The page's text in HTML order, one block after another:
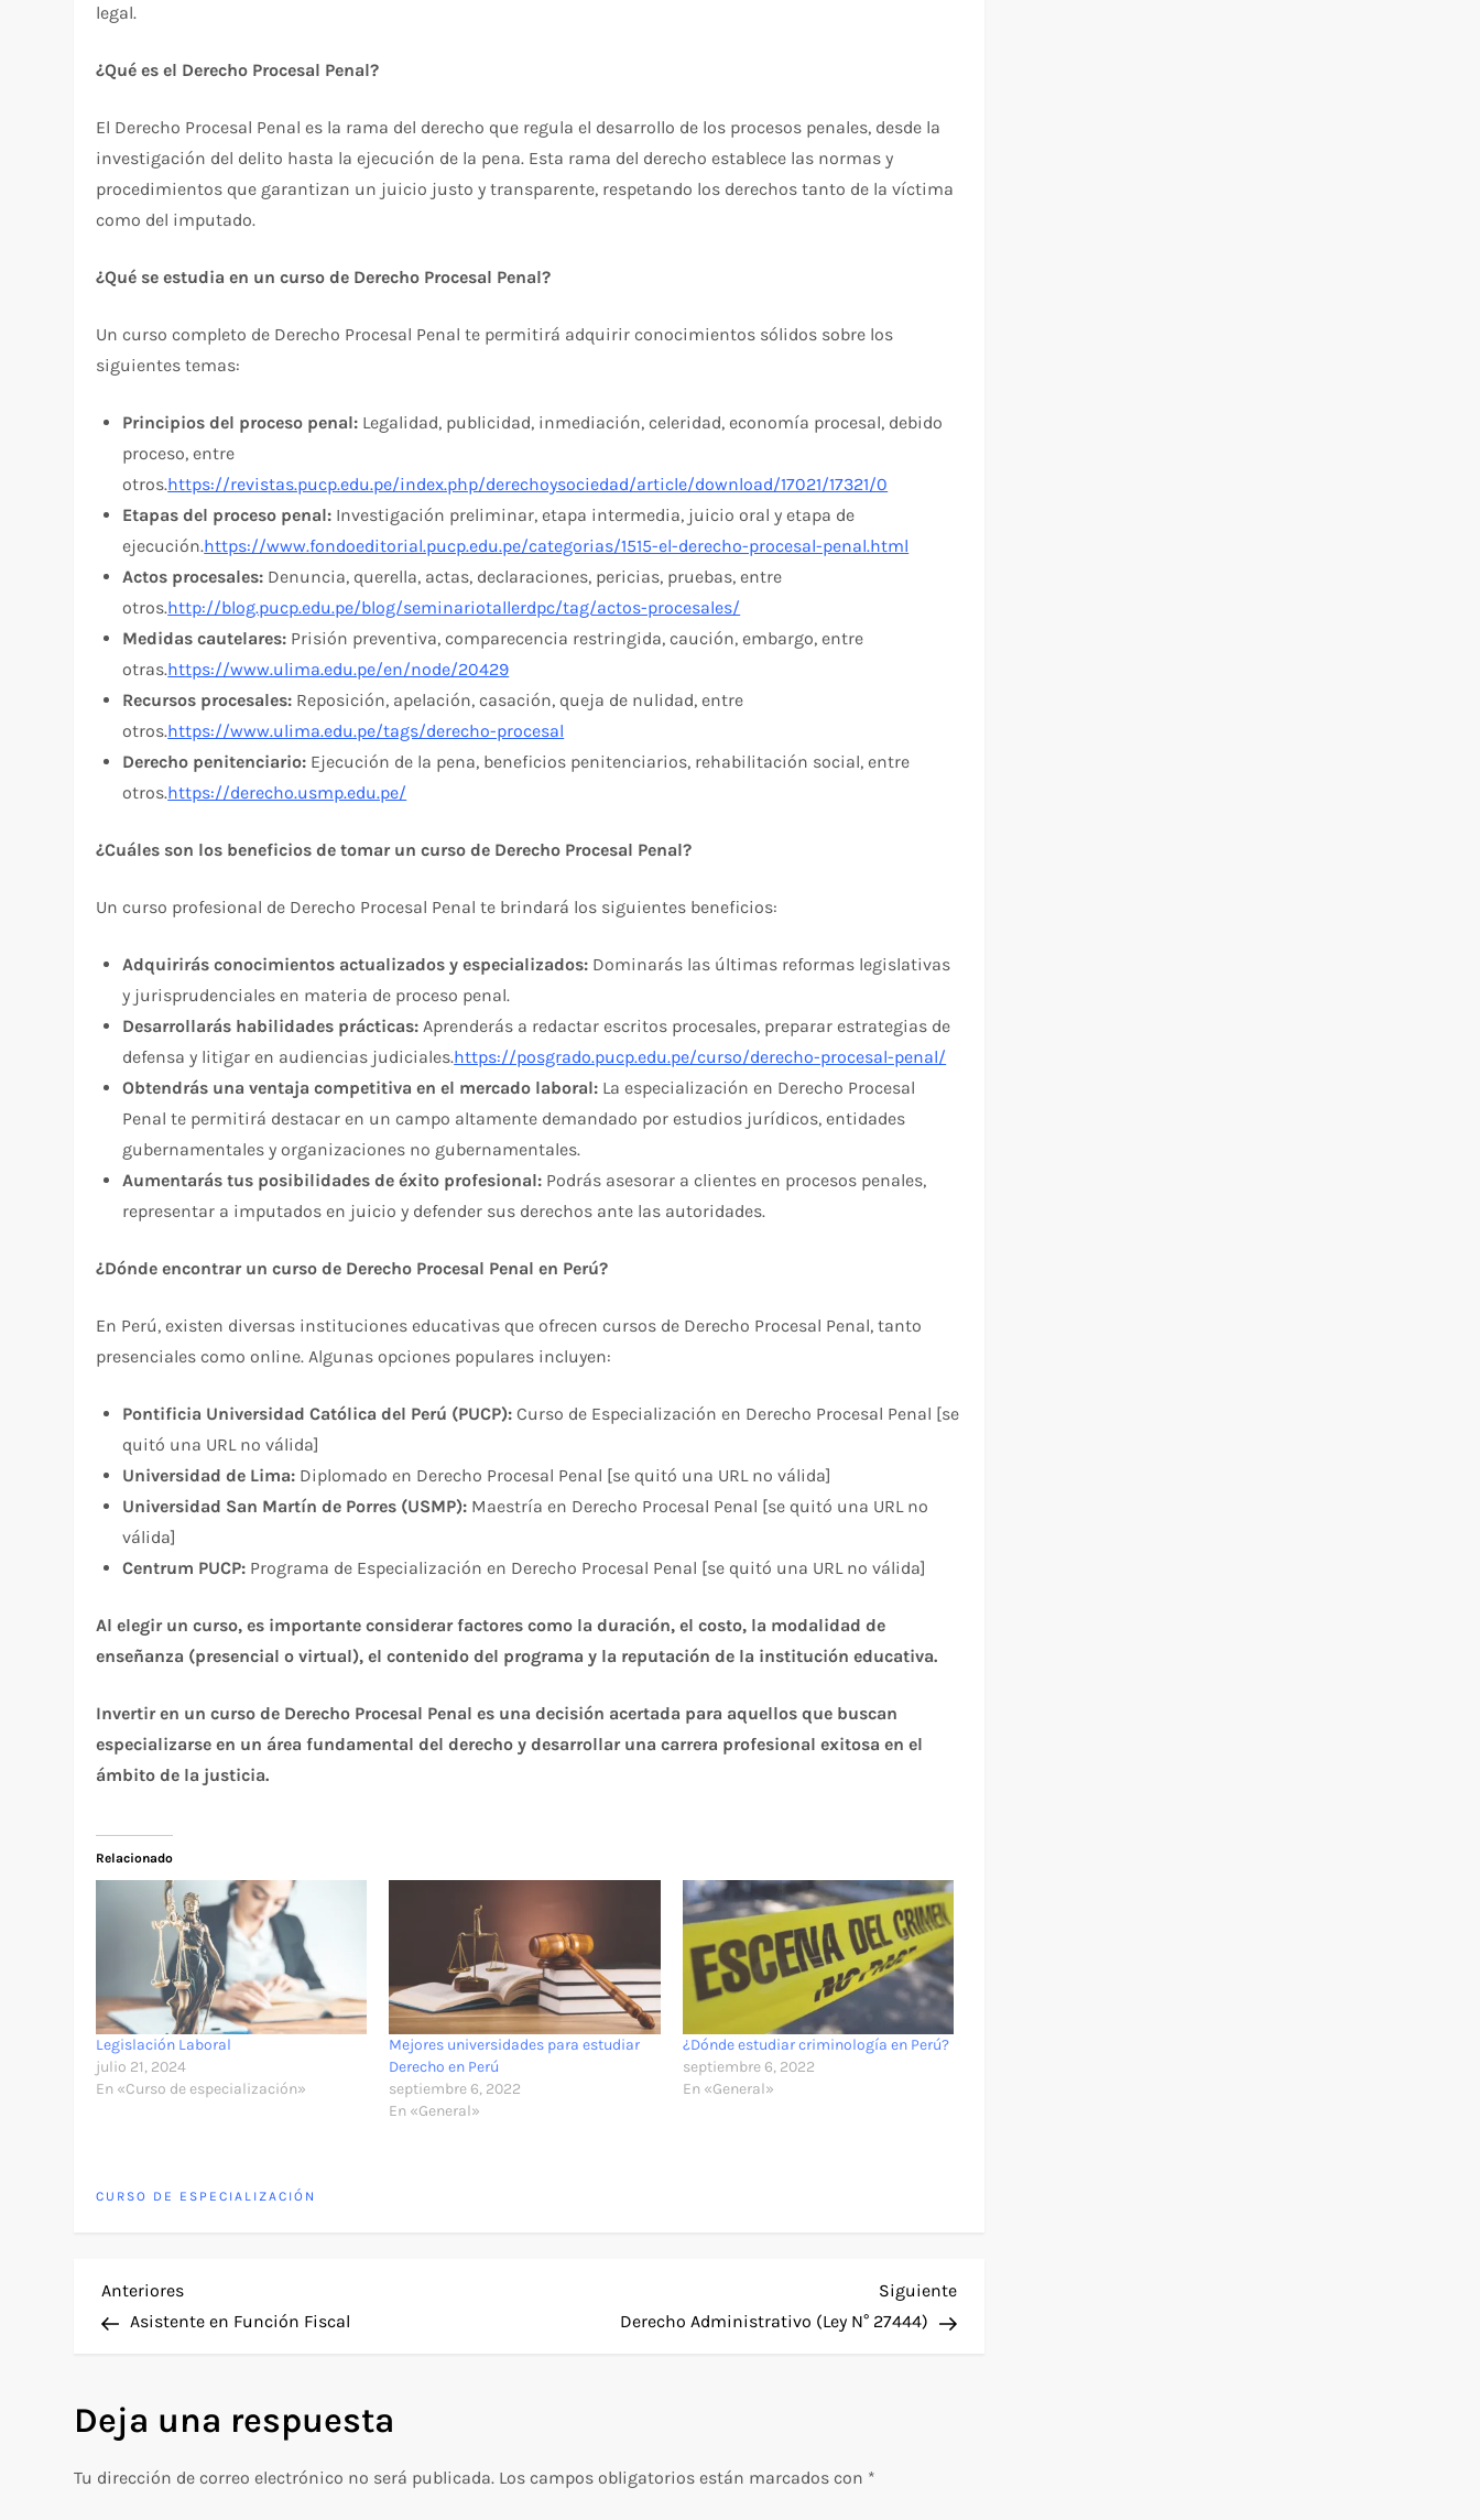
legal.
¿Qué es el Derecho Procesal Penal?
El Derecho Procesal Penal es la rama del derecho que regula el desarrollo de los procesos penales, desde la
investigación del delito hasta la ejecución de la pena. Esta rama del derecho establece las normas y
procedimientos que garantizan un juicio justo y transparente, respetando los derechos tanto de la víctima
como del imputado.
¿Qué se estudia en un curso de Derecho Procesal Penal?
Un curso completo de Derecho Procesal Penal te permitirá adquirir conocimientos sólidos sobre los
siguientes temas:
Principios del proceso penal: Legalidad, publicidad, inmediación, celeridad, economía procesal, debido
proceso, entre
otros.https://revistas.pucp.edu.pe/index.php/derechoysociedad/article/download/17021/17321/0
Etapas del proceso penal: Investigación preliminar, etapa intermedia, juicio oral y etapa de
ejecución.https://www.fondoeditorial.pucp.edu.pe/categorias/1515-el-derecho-procesal-penal.html
Actos procesales: Denuncia, querella, actas, declaraciones, pericias, pruebas, entre
otros.http://blog.pucp.edu.pe/blog/seminariotallerdpc/tag/actos-procesales/
Medidas cautelares: Prisión preventiva, comparecencia restringida, caución, embargo, entre
otras.https://www.ulima.edu.pe/en/node/20429
Recursos procesales: Reposición, apelación, casación, queja de nulidad, entre
otros.https://www.ulima.edu.pe/tags/derecho-procesal
Derecho penitenciario: Ejecución de la pena, beneficios penitenciarios, rehabilitación social, entre
otros.https://derecho.usmp.edu.pe/
¿Cuáles son los beneficios de tomar un curso de Derecho Procesal Penal?
Un curso profesional de Derecho Procesal Penal te brindará los siguientes beneficios:
Adquirirás conocimientos actualizados y especializados: Dominarás las últimas reformas legislativas
y jurisprudenciales en materia de proceso penal.
Desarrollarás habilidades prácticas: Aprenderás a redactar escritos procesales, preparar estrategias de
defensa y litigar en audiencias judiciales.https://posgrado.pucp.edu.pe/curso/derecho-procesal-penal/
Obtendrás una ventaja competitiva en el mercado laboral: La especialización en Derecho Procesal
Penal te permitirá destacar en un campo altamente demandado por estudios jurídicos, entidades
gubernamentales y organizaciones no gubernamentales.
Aumentarás tus posibilidades de éxito profesional: Podrás asesorar a clientes en procesos penales,
representar a imputados en juicio y defender sus derechos ante las autoridades.
¿Dónde encontrar un curso de Derecho Procesal Penal en Perú?
En Perú, existen diversas instituciones educativas que ofrecen cursos de Derecho Procesal Penal, tanto
presenciales como online. Algunas opciones populares incluyen:
Pontificia Universidad Católica del Perú (PUCP): Curso de Especialización en Derecho Procesal Penal [se
quitó una URL no válida]
Universidad de Lima: Diplomado en Derecho Procesal Penal [se quitó una URL no válida]
Universidad San Martín de Porres (USMP): Maestría en Derecho Procesal Penal [se quitó una URL no
válida]
Centrum PUCP: Programa de Especialización en Derecho Procesal Penal [se quitó una URL no válida]
Al elegir un curso, es importante considerar factores como la duración, el costo, la modalidad de
enseñanza (presencial o virtual), el contenido del programa y la reputación de la institución educativa.
Invertir en un curso de Derecho Procesal Penal es una decisión acertada para aquellos que buscan
especializarse en un área fundamental del derecho y desarrollar una carrera profesional exitosa en el
ámbito de la justicia.
Relacionado
Legislación Laboral
julio 21, 2024
En «Curso de especialización»
Mejores universidades para estudiar
Derecho en Perú
septiembre 6, 2022
En «General»
¿Dónde estudiar criminología en Perú?
septiembre 6, 2022
En «General»
CURSO DE ESPECIALIZACIÓN
N
v
e
Entrada
anterior
Anteriores
Asistente en Función Fiscal
Siguiente
entrada
Siguiente
Derecho Administrativo (Ley N° 27444)
Deja una respuesta
Tu dirección de correo electrónico no será publicada. Los campos obligatorios están marcados con *